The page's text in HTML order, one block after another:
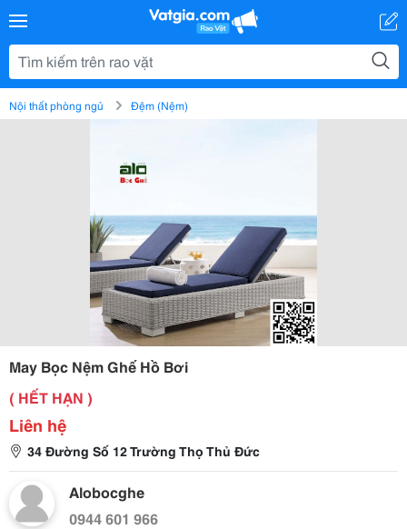
Nội thất phòng ngủ Đệm (Nệm)
May Bọc Nệm Ghế Hồ Bơi
( HẾT HẠN )
Liên hệ
34 Đường Số 12 Trường Thọ Thủ Đức
Alobocghe
0944 601 966